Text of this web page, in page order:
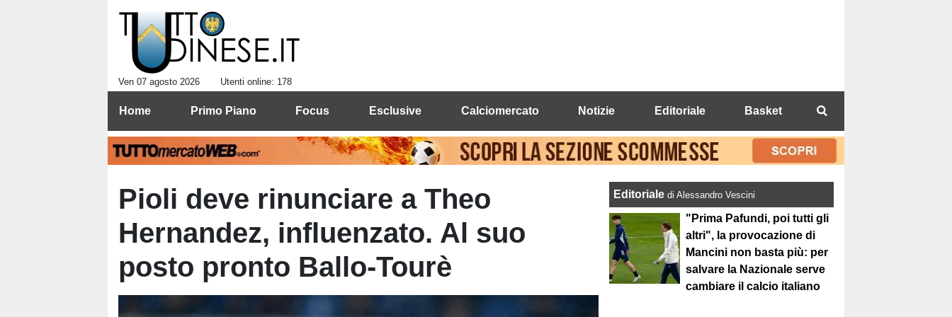
Ven 07 agosto 2026 Utenti online: 178
Home Primo Piano Focus Esclusive Calciomercato Notizie Editoriale Basket
Pioli deve rinunciare a Theo
Hernandez, influenzato. Al suo
posto pronto Ballo-Tourè
Editorialedi Alessandro Vescini
"Prima Pafundi, poi tutti gli
altri", la provocazione di
Mancini non basta più: per
salvare la Nazionale serve
cambiare il calcio italiano